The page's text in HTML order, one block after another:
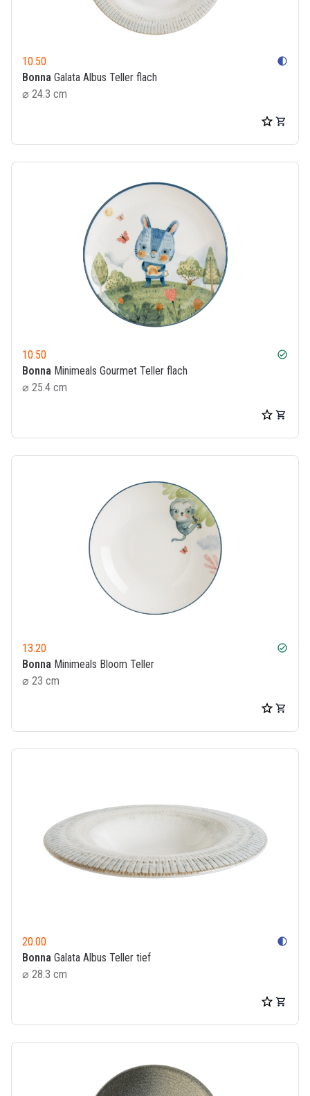
10.50 contrast
Bonna Galata Albus Teller flach
⌀ 24.3 cm
10.50 check_circle
Bonna Minimeals Gourmet Teller flach
⌀ 25.4 cm
13.20 check_circle
Bonna Minimeals Bloom Teller
⌀ 23 cm
20.00 contrast
Bonna Galata Albus Teller tief
⌀ 28.3 cm